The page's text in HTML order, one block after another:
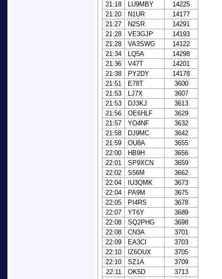
21:18
LU9MBY
14225
21:20
N1UR
14177
21:27
N2SR
14291
21:28
VE3GJP
14193
21:28
VA3SWG
14122
21:34
LQ5A
14298
21:36
V47T
14201
21:38
PY2DY
14178
21:51
E78T
3600
21:53
LJ7X
3607
21:53
DJ3KJ
3613
21:56
OE6HLF
3629
21:57
YO4NF
3632
21:58
DJ9MC
3642
21:59
OU8A
3655
22:00
HB9H
3656
22:01
SP9XCN
3659
22:02
S56M
3662
22:04
IU3QMK
3673
22:04
PA9M
3675
22:05
PI4RS
3678
22:07
YT6Y
3689
22:08
SQ2PHG
3698
22:08
CN3A
3701
22:09
EA3CI
3703
22:10
IZ6OUX
3705
22:10
SZ1A
3709
22:11
OK5D
3713